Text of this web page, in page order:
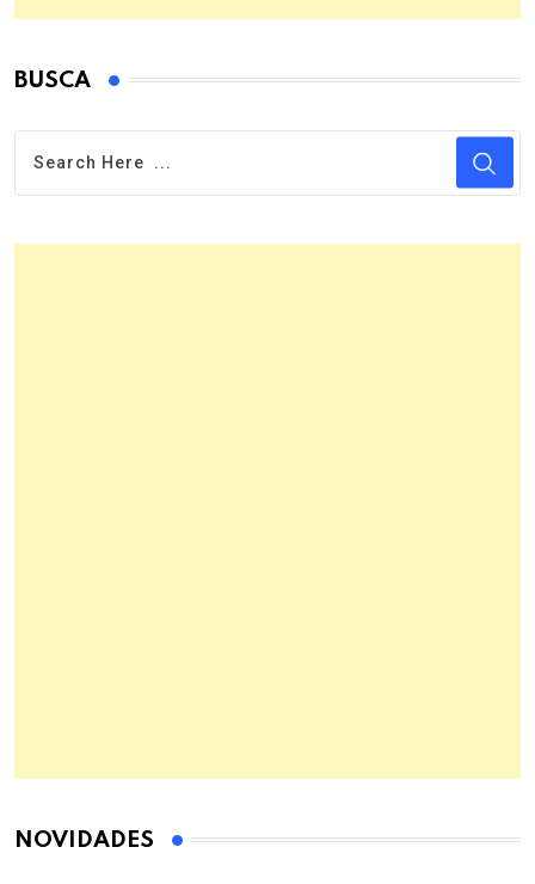
BUSCA
NOVIDADES